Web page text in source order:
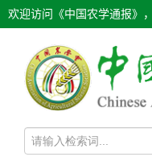
欢迎访问《中国农学通报》，